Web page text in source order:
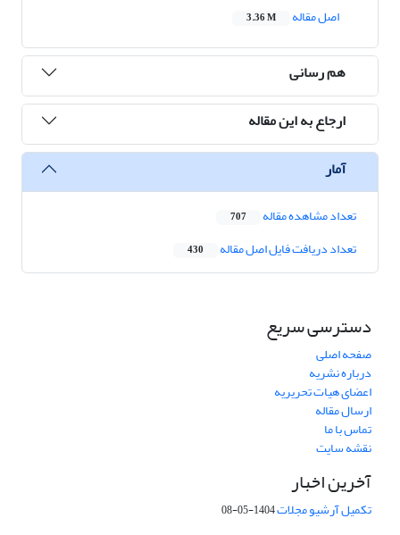
اصل مقاله
3.36 M
هم رسانی
ارجاع به این مقاله
آمار
تعداد مشاهده مقاله 707
تعداد دریافت فایل اصل مقاله 430
دسترسی سریع
صفحه اصلی
درباره نشریه
اعضای هیات تحریریه
ارسال مقاله
تماس با ما
نقشه سایت
آخرین اخبار
تکمیل آرشیو مجلات1404-05-08